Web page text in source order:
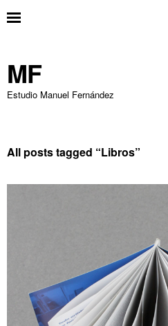
MF
Estudio Manuel Fernández
All posts tagged “Libros”